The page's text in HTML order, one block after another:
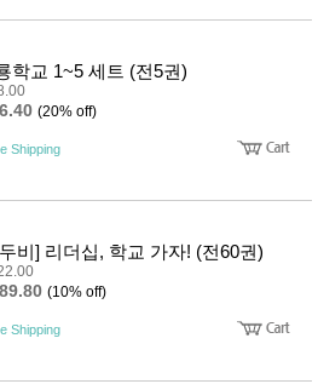
학교 1~5 세트 (전5권)
(20% off)
Shipping
비] 리더십, 학교 가자! (전60권)
(10% off)
Shipping